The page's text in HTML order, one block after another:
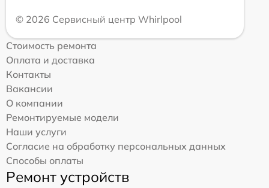
© 2026 Сервисный центр Whirlpool
Стоимость ремонта
Оплата и доставка
Контакты
Вакансии
О компании
Ремонтируемые модели
Наши услуги
Согласие на обработку персональных данных
Способы оплаты
Ремонт устройств